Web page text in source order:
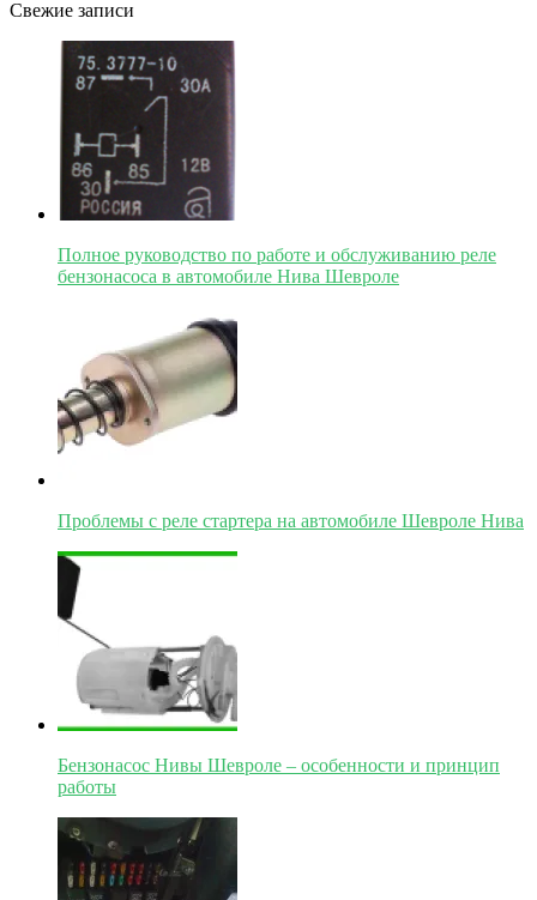
Свежие записи
Полное руководство по работе и обслуживанию реле
бензонасоса в автомобиле Нива Шевроле
Проблемы с реле стартера на автомобиле Шевроле Нива
Бензонасос Нивы Шевроле – особенности и принцип
работы